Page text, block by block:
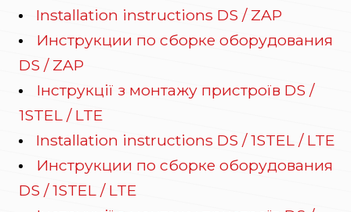
Installation instructions DS / ZAP
Инструкции по сборке оборудования
DS / ZAP
Інструкції з монтажу пристроїв DS /
1STEL / LTE
Installation instructions DS / 1STEL / LTE
Инструкции по сборке оборудования
DS / 1STEL / LTE